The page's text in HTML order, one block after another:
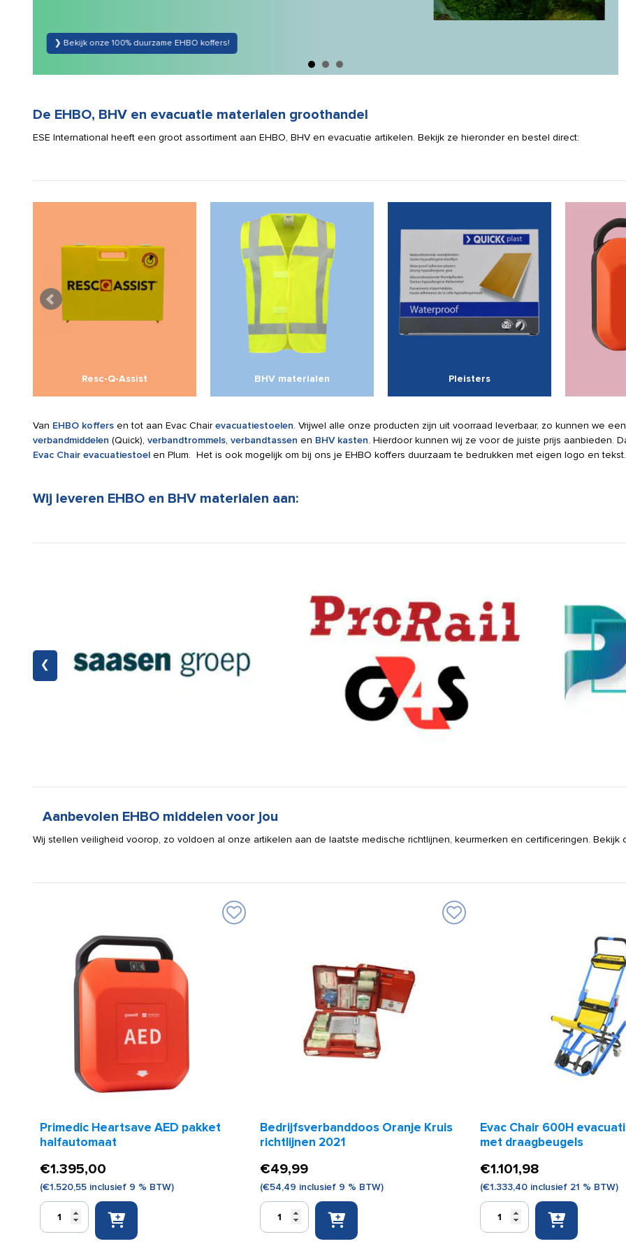
❯ Bekijk onze 100% duurzame EHBO koffers!
De EHBO, BHV en evacuatie materialen groothandel
ESE International heeft een groot assortiment aan EHBO, BHV en evacuatie artikelen. Bekijk ze hieronder en bestel direct:
Resc-Q-Assist BHV materialen Pleisters
Van EHBO koffers en tot aan Evac Chairevacuatiestoelen. Vrijwel alle onze producten zijn uit voorraad leverbaar, zo kunnen we
verbandmiddelen (Quick), verbandtrommels, verbandtassen en BHV kasten. Hierdoor kunnen wij ze voor de juiste prijs aanbieden.
Evac Chair evacuatiestoel en Plum. Het is ook mogelijk om bij ons je EHBO koffers duurzaam te bedrukken met eigen logo en tekst.
Wij leveren EHBO en BHV materialen aan:
❯
Aanbevolen EHBO middelen voor jou
Wij stellen veiligheid voorop, zo voldoen al onze artikelen aan de laatste medische richtlijnen, keurmerken en certificeringen.
Primedic Heartsave AED pakket
halfautomaat
€1.395,00
(€1.520,55 inclusief 9 % BTW)
Primedic
Heartsave
Bedrijfsverbanddoos Oranje Kruis
richtlijnen 2021
€49,99
(€54,49 inclusief 9 % BTW)
Bedrijfsverbanddoos
Oranje
Evac Chair 600H
met draagbeugels
€1.101,98
(€1.333,40 inclusief 21 % BTW)
Evac
Chair